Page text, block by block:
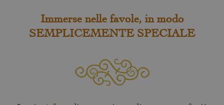
Immerse nelle favole, in modo
SEMPLICEMENTE SPECIALE